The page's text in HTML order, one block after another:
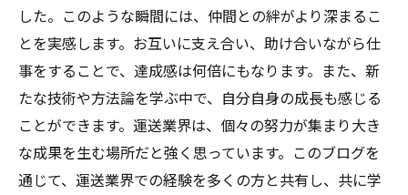
した。このような瞬間には、仲間との絆がより深まるこ
とを実感します。お互いに支え合い、助け合いながら仕
事をすることで、達成感は何倍にもなります。また、新
たな技術や方法論を学ぶ中で、自分自身の成長も感じる
ことができます。運送業界は、個々の努力が集まり大き
な成果を生む場所だと強く思っています。このブログを
通じて、運送業界での経験を多くの方と共有し、共に学